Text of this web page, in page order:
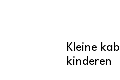
Kleine
kinderen